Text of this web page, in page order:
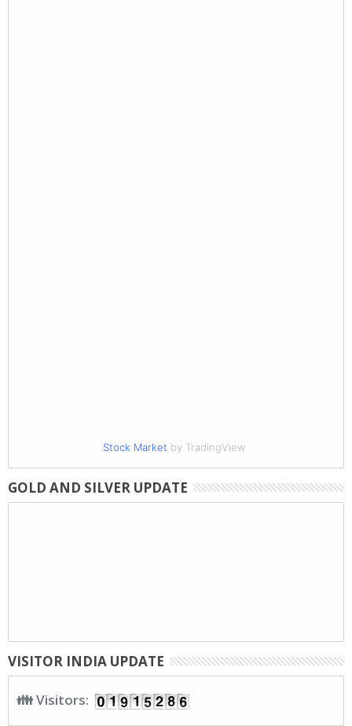
Stock Market by TradingView
GOLD AND SILVER UPDATE
VISITOR INDIA UPDATE
👪 Visitors: